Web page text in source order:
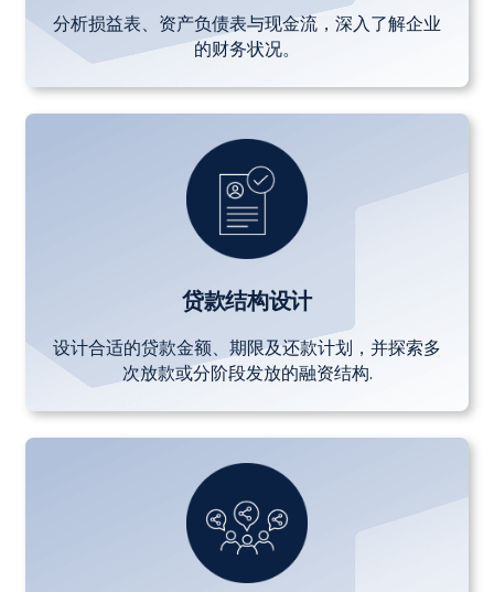
分析损益表、资产负债表与现金流，深入了解企业
的财务状况。
贷款结构设计
设计合适的贷款金额、期限及还款计划，并探索多
次放款或分阶段发放的融资结构.